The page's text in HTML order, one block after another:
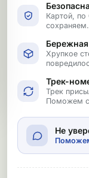
Картой,
сохраняем.
Бережная
Хрупкое
Трек-
Трек
Поможем с
Не